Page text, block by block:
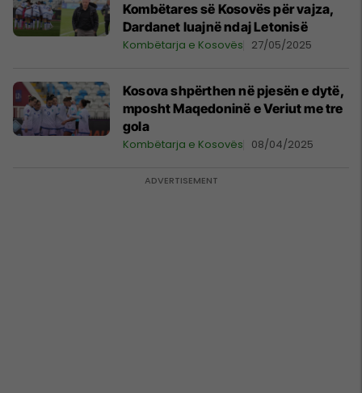
Kombëtares së Kosovës për vajza,
Dardanet luajnë ndaj Letonisë
Kombëtarja e Kosovës 27/05/2025
Kosova shpërthen në pjesën e dytë,
mposht Maqedoninë e Veriut me tre
gola
Kombëtarja e Kosovës 08/04/2025